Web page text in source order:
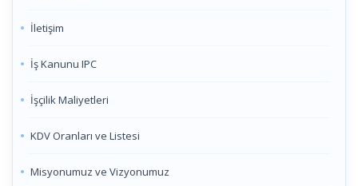
İletişim
İş Kanunu IPC
İşçilik Maliyetleri
KDV Oranları ve Listesi
Misyonumuz ve Vizyonumuz